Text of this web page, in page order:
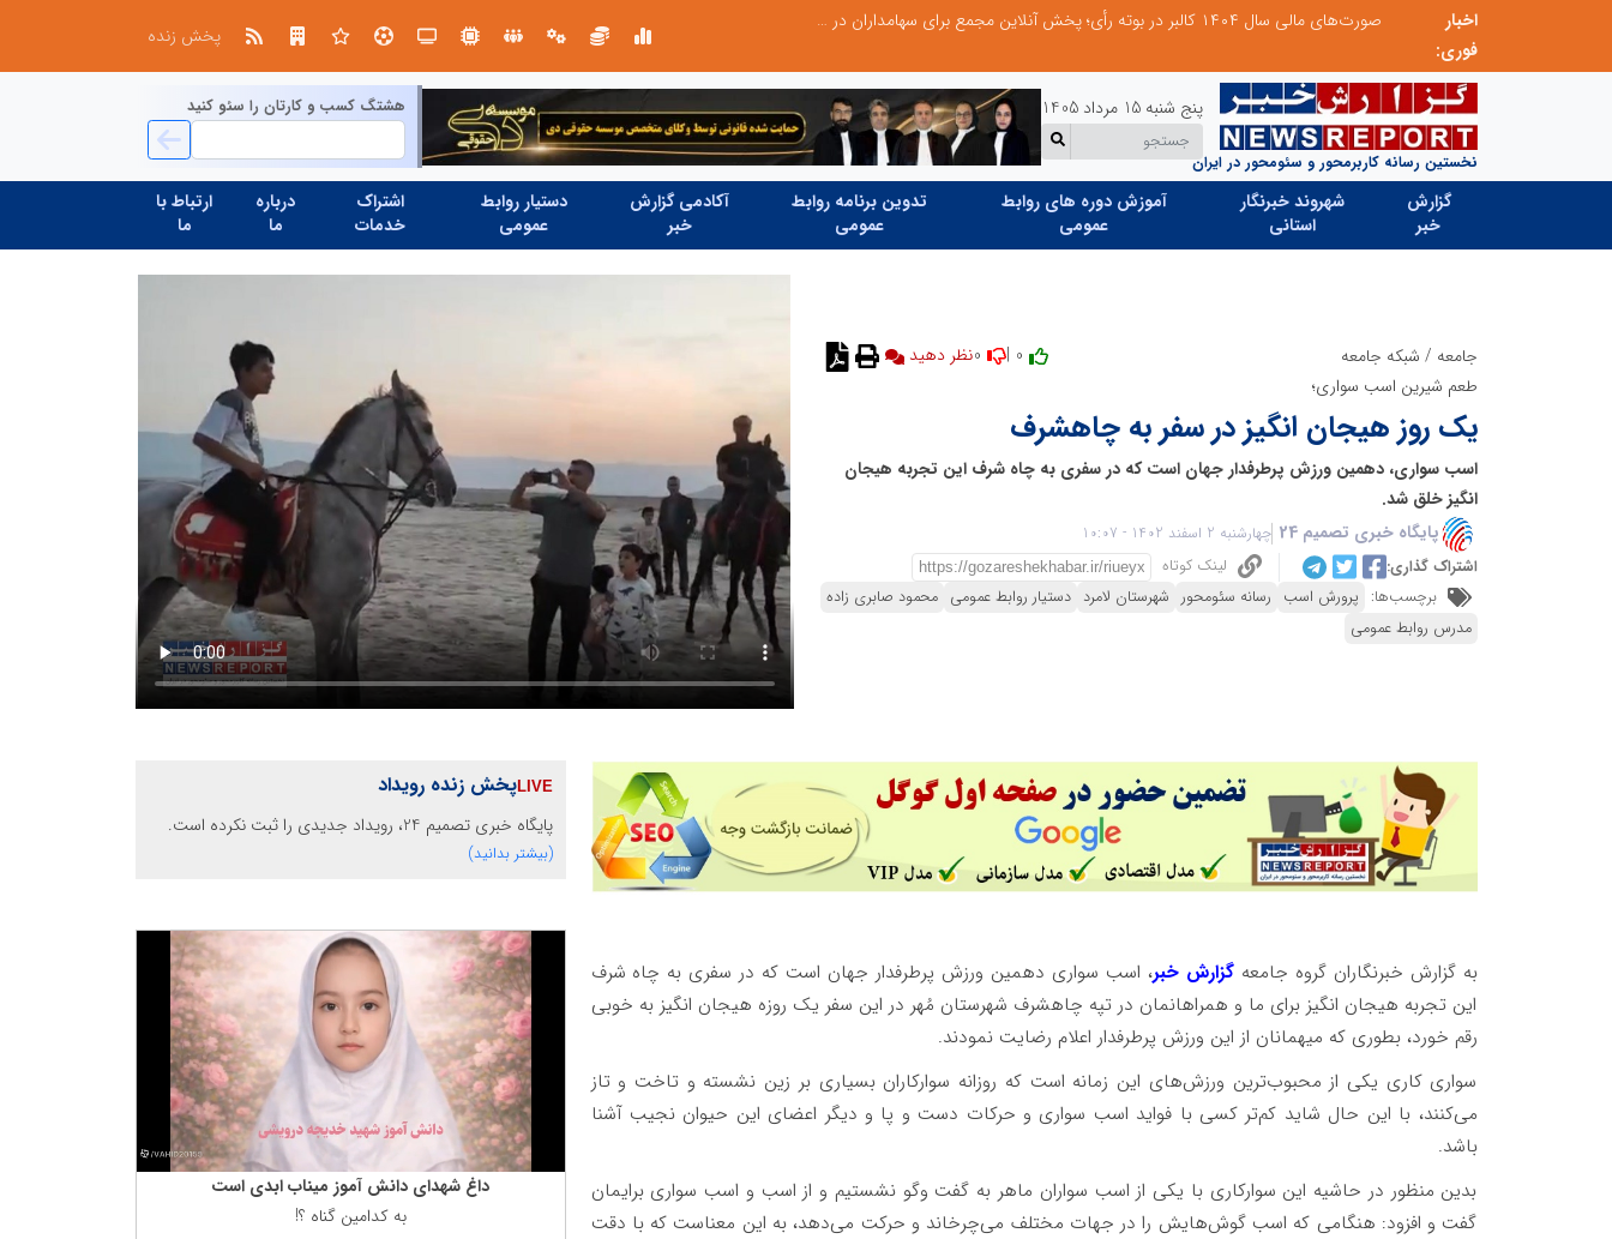
اخبار
فوری:
صورت‌های مالی سال ۱۴۰۴ کالبر در بوته رأی؛ پخش آنلاین مجمع برای سهامداران در سراسر کشور
پخش زنده
نخستین رسانه کاربرمحور و سئومحور در ایران
پنج شنبه 15 مرداد 1405 هشتگ کسب و کارتان را سئو کنید
گزارش
خبر
شهروند خبرنگار
استانی
آموزش دوره های روابط
عمومی
تدوین برنامه روابط
عمومی
آکادمی گزارش
خبر
دستیار روابط
عمومی
اشتراک
خدمات
درباره
ما
ارتباط با
ما
جامعه / شبکه جامعه
نظر دهید
طعم شیرین اسب سواری؛
یک روز هیجان انگیز در سفر به چاهشرف
اسب سواری، دهمین ورزش پرطرفدار جهان است که در سفری به چاه شرف این تجربه هیجان
انگیز خلق شد.
پایگاه خبری تصمیم 24
چهارشنبه 2 اسفند 1402 - 10:07
اشتراک گذاری:
لینک کوتاه
برچسب‌ها: پرورش اسب رسانه سئومحور شهرستان لامرد دستیار روابط عمومی محمود صابری زاده
مدرس روابط عمومی
به گزارش خبرنگاران گروه جامعهگزارش خبر، اسب سواری دهمین ورزش پرطرفدار جهان است که در سفری به چاه شرف
این تجربه هیجان انگیز برای ما و همراهانمان در تپه چاهشرف شهرستان مُهر در این سفر یک روزه هیجان انگیز به خوبی
رقم خورد، بطوری که میهمانان از این ورزش پرطرفدار اعلام رضایت نمودند.
سواری کاری یکی از محبوب‌ترین ورزش‌های این زمانه است که روزانه سوارکاران بسیاری بر زین نشسته و تاخت و تاز
می‌کنند، با این حال شاید کم‌تر کسی با فواید اسب سواری و حرکات دست و پا و دیگر اعضای این حیوان نجیب آشنا
باشد.
بدین منظور در حاشیه این سوارکاری با یکی از اسب سواران ماهر به گفت وگو نشستیم و از اسب و اسب سواری برایمان
گفت و افزود: هنگامی که اسب گوش‌هایش را در جهات مختلف می‌چرخاند و حرکت می‌دهد، به این معناست که با دقت
پخش زنده رویداد
پایگاه خبری تصمیم 24، رویداد جدیدی را ثبت نکرده است.
(بیشتر بدانید)
داغ شهدای دانش آموز میناب ابدی است
به كدامین گناه ؟!